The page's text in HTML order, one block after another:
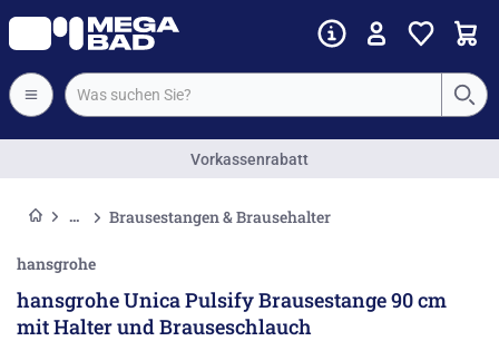
Vorkassenrabatt
Brausestangen & Brausehalter
hansgrohe
hansgrohe Unica Pulsify Brausestange 90 cm
mit Halter und Brauseschlauch